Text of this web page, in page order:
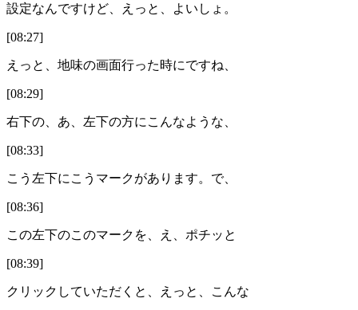
設定なんですけど、えっと、よいしょ。
[08:27]
えっと、地味の画面行った時にですね、
[08:29]
右下の、あ、左下の方にこんなような、
[08:33]
こう左下にこうマークがあります。で、
[08:36]
この左下のこのマークを、え、ポチッと
[08:39]
クリックしていただくと、えっと、こんな